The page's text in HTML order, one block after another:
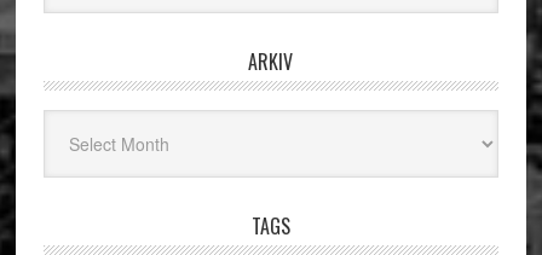
ARKIV
TAGS